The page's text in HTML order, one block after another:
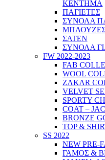
ΚΕΝΤΗΜΑ
ΠΑΓΙΕΤΕΣ
ΣΥΝΟΛΑ
ΣΑΤΕΝ
ΣΥΝΟΛΑ
FW 2022-2023
FAB
WOOL
ZAKAR
VELVET
SPORTY
COAT –
BRONZE
TOP &
SS 2022
NEW PRE-
ΓΑΜΟΣ &